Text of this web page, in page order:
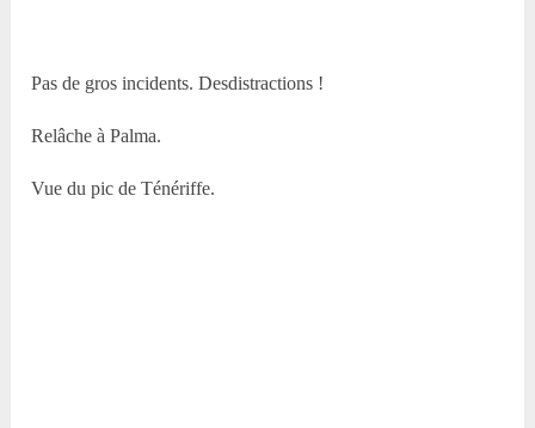
Pas de gros incidents. Desdistractions !
Relâche à Palma.
Vue du pic de Ténériffe.